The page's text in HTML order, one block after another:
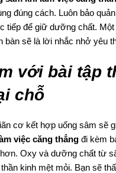
đúng cách. Luôn bảo
tiếp để giữ dưỡng chất.
bàn sẽ là lời nhắc nhở yêu
với bài tập
chỗ
cơ kết hợp uống sâm sẽ
việc căng thẳng đi kèm
Oxy và dưỡng chất từ
kinh mệt mỏi. Bạn sẽ